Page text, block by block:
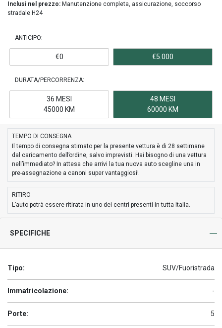
Inclusi nel prezzo: Manutenzione completa, assicurazione, soccorso
stradale H24
ANTICIPO:
€0 €5.000
DURATA/PERCORRENZA:
36 MESI
45000 KM
48 MESI
60000 KM
TEMPO DI CONSEGNA
Il tempo di consegna stimato per la presente vettura è di 28 settimane
dal caricamento dell’ordine, salvo imprevisti. Hai bisogno di una vettura
nell’immediato? In attesa che arrivi la tua nuova auto scegline una in
pre-assegnazione a canoni super vantaggiosi!
RITIRO
L’auto potrà essere ritirata in uno dei centri presenti in tutta Italia.
SPECIFICHE
Tipo: SUV/Fuoristrada
Immatricolazione: -
Porte: 5